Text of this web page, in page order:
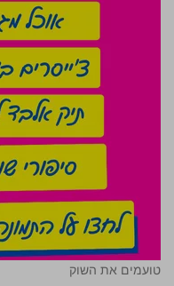
טועמים את השוק